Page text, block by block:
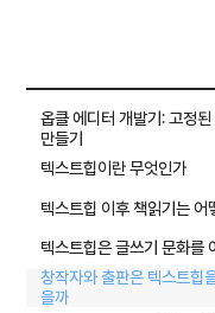
옵클 에디터 개발기: 고정
만들기
텍스트힙이란 무엇인가
텍스트힙 이후 책읽기는 어
텍스트힙은 글쓰기 문화를
창작자와 출판은 텍스트힙
을까